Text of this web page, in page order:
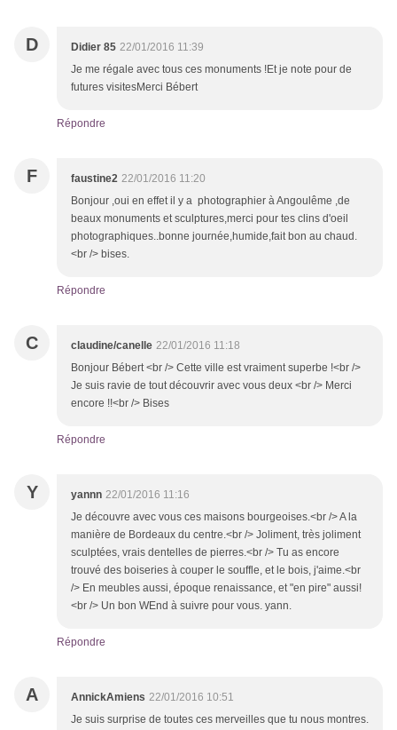
D Didier 85 22/01/2016 11:39
Je me régale avec tous ces monuments !Et je note pour de
futures visitesMerci Bébert
Répondre
F faustine2 22/01/2016 11:20
Bonjour ,oui en effet il y a photographier à Angoulême ,de
beaux monuments et sculptures,merci pour tes clins d'oeil
photographiques..bonne journée,humide,fait bon au chaud.
<br /> bises.
Répondre
C claudine/canelle 22/01/2016 11:18
Bonjour Bébert <br /> Cette ville est vraiment superbe !<br />
Je suis ravie de tout découvrir avec vous deux <br /> Merci
encore !!<br /> Bises
Répondre
Y yannn 22/01/2016 11:16
Je découvre avec vous ces maisons bourgeoises.<br /> A la
manière de Bordeaux du centre.<br /> Joliment, très joliment
sculptées, vrais dentelles de pierres.<br /> Tu as encore
trouvé des boiseries à couper le souffle, et le bois, j'aime.<br
/> En meubles aussi, époque renaissance, et "en pire" aussi!
<br /> Un bon WEnd à suivre pour vous. yann.
Répondre
A AnnickAmiens 22/01/2016 10:51
Je suis surprise de toutes ces merveilles que tu nous montres.